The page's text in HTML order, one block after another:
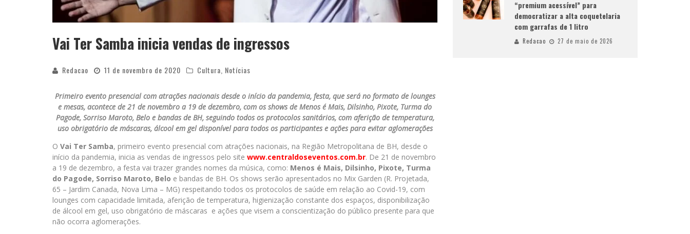
Vai Ter Samba inicia vendas de ingressos
Redacao 11 de novembro de 2020 Cultura Notícias
Primeiro evento presencial com atrações nacionais desde o início da pandemia, festa, que será no formato de lounges
e mesas, acontece de 21 de novembro a 19 de dezembro, com os shows de Menos é Mais, Dilsinho, Pixote, Turma do
Pagode, Sorriso Maroto, Belo e bandas de BH, seguindo todos os protocolos sanitários, com aferição de temperatura,
uso obrigatório de máscaras, álcool em gel disponível para todos os participantes e ações para evitar aglomerações
O Vai Ter Samba, primeiro evento presencial com atrações nacionais, na Região Metropolitana de BH, desde o
início da pandemia, inicia as vendas de ingressos pelo site www.centraldoseventos.com.br. De 21 de novembro
a 19 de dezembro, a festa vai trazer grandes nomes da música, como: Menos é Mais, Dilsinho, Pixote, Turma
do Pagode, Sorriso Maroto, Belo e bandas de BH. Os shows serão apresentados no Mix Garden (R. Projetada,
65 – Jardim Canada, Nova Lima – MG) respeitando todos os protocolos de saúde em relação ao Covid-19, com
lounges com capacidade limitada, aferição de temperatura, higienização constante dos espaços, disponibilização
de álcool em gel, uso obrigatório de máscaras e ações que visem a conscientização do público presente para que
não ocorra aglomerações.
“premium acessível” para
democratizar a alta coquetelaria
com garrafas de 1 litro
Redacao 27 de maio de 2026